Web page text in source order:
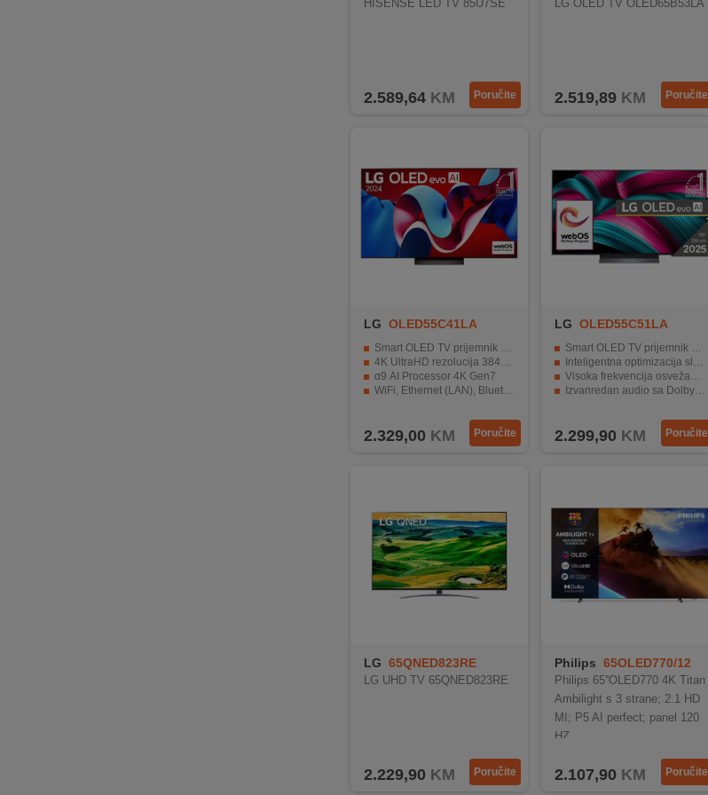
HISENSE LED TV 85U7SE
2.589,64KM Poručite
LG OLED TV OLED65B53LA
2.519,89 KM Poručite
LG OLED55C41LA
Smart OLED TV prijemnik 55" ( 140 cm )
4K UltraHD rezolucija 3840 x 2160
α9 AI Processor 4K Gen7
WiFi, Ethernet (LAN), Bluetooth, HDMI, CI+
2.329,00 KM Poručite
LG OLED55C51LA
Smart OLED TV prijemnik 55" ( 139 cm )
Inteligentna optimizacija slike i zvuka kroz α9 AI procesor
Visoka frekvencija osvežavanja i VRR za besprijekorno igranje
Izvanredan audio sa Dolby Atmos i AI poboljšanjima
2.299,90 KM Poručite
LG 65QNED823RE
LG UHD TV 65QNED823RE
2.229,90 KM Poručite
Philips 65OLED770/12
Philips 65''OLED770 4K Titan
Ambilight s 3 strane; 2.1 HD
MI; P5 AI perfect; panel 120
HZ
2.107,90 KM Poručite